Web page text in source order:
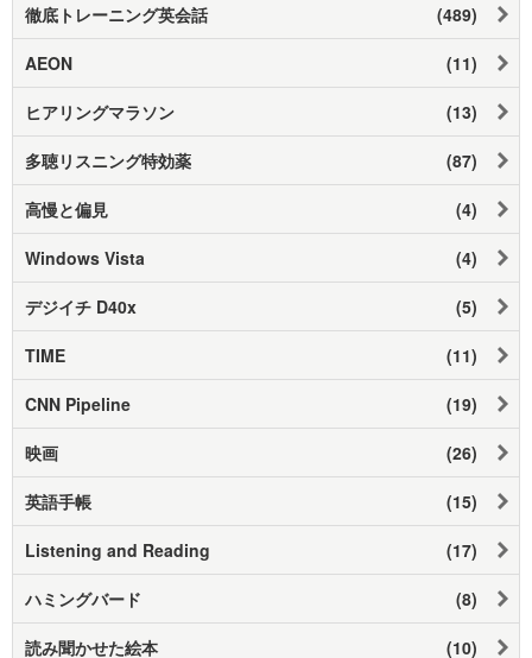
徹底トレーニング英会話 (489)
AEON (11)
ヒアリングマラソン (13)
多聴リスニング特効薬 (87)
高慢と偏見 (4)
Windows Vista (4)
デジイチ D40x (5)
TIME (11)
CNN Pipeline (19)
映画 (26)
英語手帳 (15)
Listening and Reading (17)
ハミングバード (8)
読み聞かせた絵本 (10)